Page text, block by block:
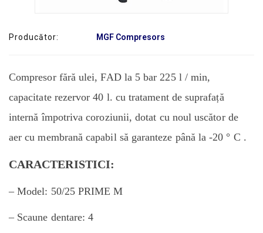
Producător: MGF Compresors
Compresor fără ulei, FAD la 5 bar 225 l / min,
capacitate rezervor 40 l. cu tratament de suprafață
internă împotriva coroziunii, dotat cu noul uscător de
aer cu membrană capabil să garanteze până la -20 ° C .
CARACTERISTICI:
– Model: 50/25 PRIME M
– Scaune dentare: 4